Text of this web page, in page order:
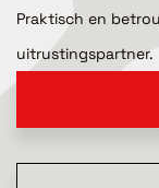
Praktisch en
uitrustingspartner.